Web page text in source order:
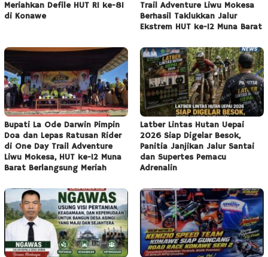
Meriahkan Defile HUT RI ke-81
di Konawe
Trail Adventure Liwu Mokesa
Berhasil Taklukkan Jalur
Ekstrem HUT ke-12 Muna Barat
Bupati La Ode Darwin Pimpin
Doa dan Lepas Ratusan Rider
di One Day Trail Adventure
Liwu Mokesa, HUT ke-12 Muna
Barat Berlangsung Meriah
Latber Lintas Hutan Uepai
2026 Siap Digelar Besok,
Panitia Janjikan Jalur Santai
dan Supertes Pemacu
Adrenalin